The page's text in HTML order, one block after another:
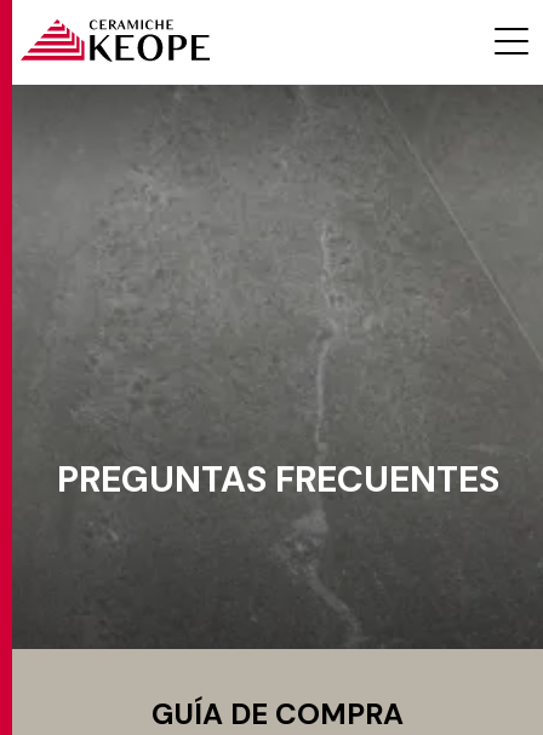
PROYECTOS
MAGAZINE
PREGUNTAS FRECUENTES
GUÍA DE COMPRA